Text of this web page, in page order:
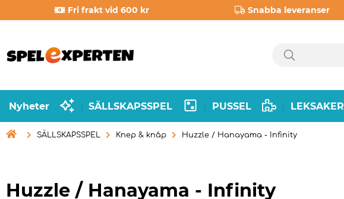
Fri frakt vid 600 kr Snabba leveranser
Nyheter SÄLLSKAPSSPEL PUSSEL LEKSAKER
 SÄLLSKAPSSPEL Knep & knåp Huzzle / Hanayama - Infinity
Huzzle / Hanayama - Infinity